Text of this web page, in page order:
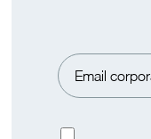
Prensa